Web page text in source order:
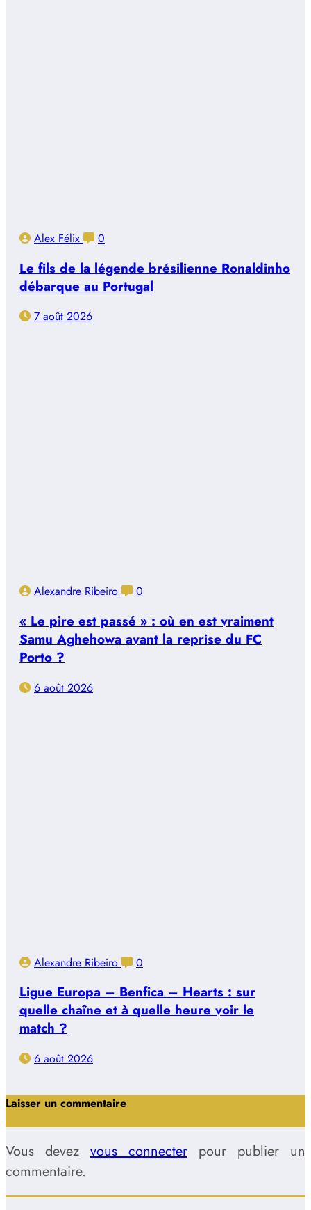
Alex Félix 0
Le fils de la légende brésilienne Ronaldinho
débarque au Portugal
7 août 2026
Alexandre Ribeiro 0
« Le pire est passé » : où en est vraiment
Samu Aghehowa avant la reprise du FC
Porto ?
6 août 2026
Alexandre Ribeiro 0
Ligue Europa – Benfica – Hearts : sur
quelle chaîne et à quelle heure voir le
match ?
6 août 2026
Laisser un commentaire
Vous devez vous connecter pour publier un
commentaire.